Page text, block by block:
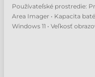
Používateľské prostredie:
Area Imager • Kapacita
Windows 11 • Veľkosť